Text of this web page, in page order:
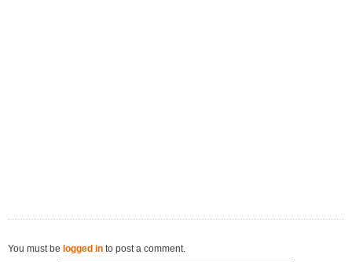
You must be logged in to post a comment.